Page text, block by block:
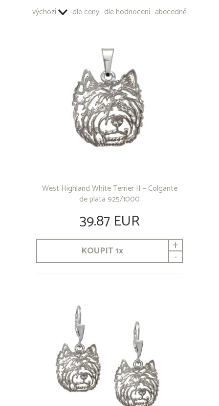
LLAVEROS - METAL COMÚN
výchozí
dle ceny dle hodnocení abecedně
West Highland White Terrier II – Colgante
de plata 925/1000
39.87 EUR
KOUPIT1x +
-